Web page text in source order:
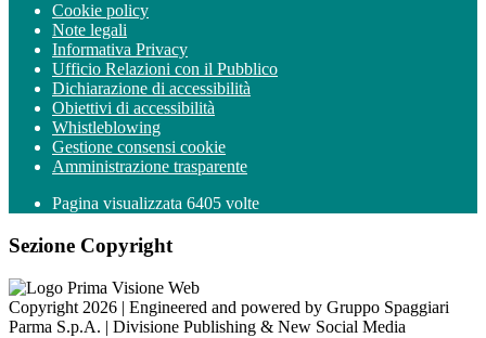
Cookie policy
Note legali
Informativa Privacy
Ufficio Relazioni con il Pubblico
Dichiarazione di accessibilità
Obiettivi di accessibilità
Whistleblowing
Gestione consensi cookie
Amministrazione trasparente
Pagina visualizzata 6405 volte
Sezione Copyright
Copyright 2026 | Engineered and powered by Gruppo Spaggiari
Parma S.p.A. | Divisione Publishing & New Social Media